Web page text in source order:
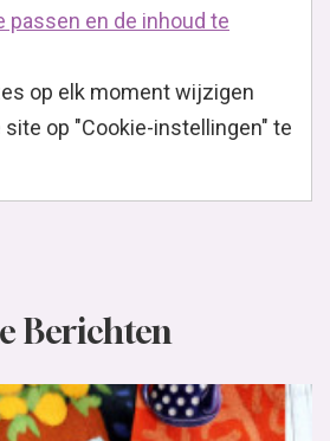
passen en de inhoud te
op elk moment wijzigen
site op "Cookie-instellingen" te
Berichten